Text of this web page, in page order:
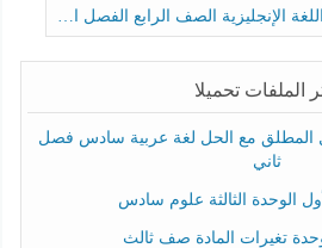
الإنجليزية الصف الرابع الفصل الثالث
الملفات تحميلا
المطلق مع الحل لغة عربية سادس فصل
ثاني
الوحدة الثالثة علوم سادس
تغيرات المادة صف ثالث